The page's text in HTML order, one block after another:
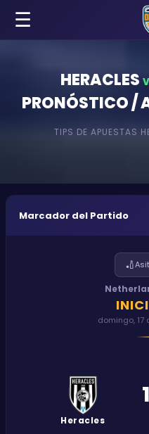
☰
HERACLES
PRONÓSTICO /
TIPS DE APUESTAS
Marcador del Partido
🏏
domingo,
Heracles
1